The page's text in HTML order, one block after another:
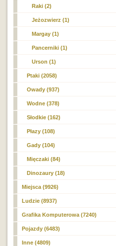
Raki (2)
Jeżozwierz (1)
Margay (1)
Pancerniki (1)
Urson (1)
Ptaki (2058)
Owady (937)
Wodne (378)
Słodkie (162)
Płazy (108)
Gady (104)
Mięczaki (84)
Dinozaury (18)
Miejsca (9926)
Ludzie (8937)
Grafika Komputerowa (7240)
Pojazdy (6483)
Inne (4809)